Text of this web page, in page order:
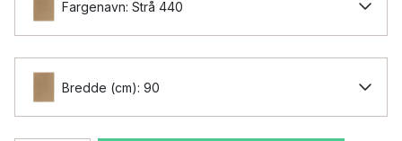
Fargenavn: Strå 440
Bredde (cm): 90